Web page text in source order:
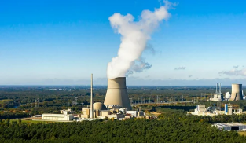
nord
wahrheit
verlag
verlag